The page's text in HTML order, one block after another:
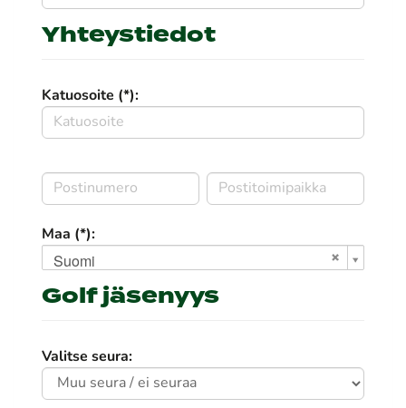
Yhteystiedot
Katuosoite (*):
Maa (*):
Suomi
Golf jäsenyys
Valitse seura: